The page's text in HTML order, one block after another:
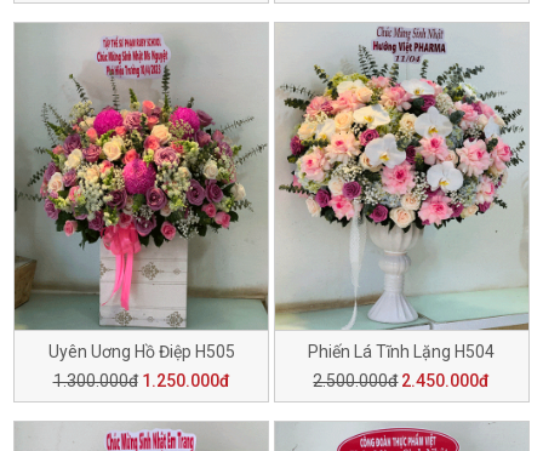
Uyên Uơng Hồ Điệp H505
1.300.000đ 1.250.000đ
Phiến Lá Tĩnh Lặng H504
2.500.000đ 2.450.000đ